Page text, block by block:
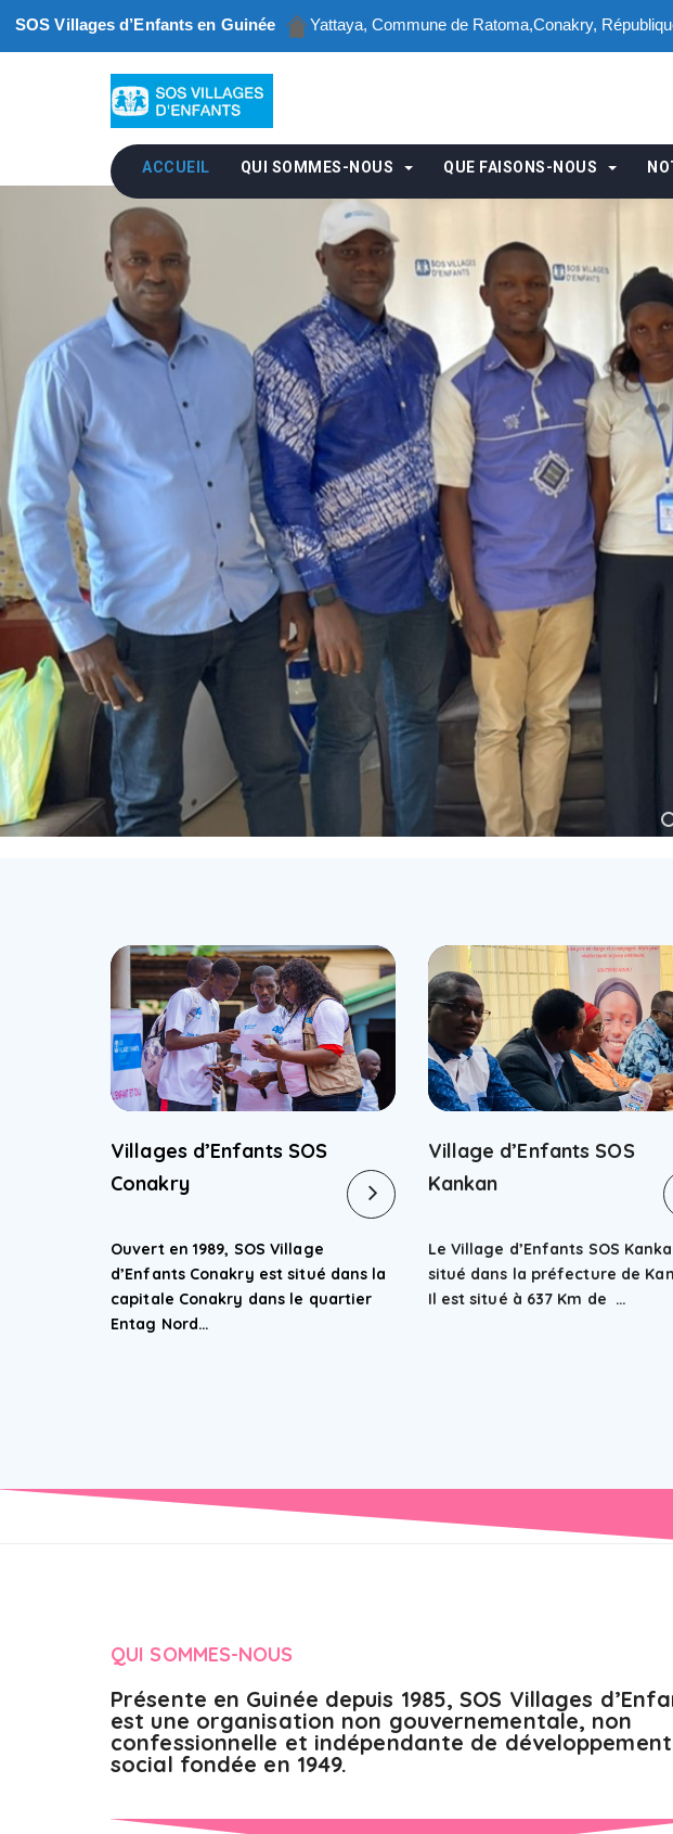
SOS Villages d’Enfants en Guinée Yattaya, Commune de Ratoma,Conakry,
ACCUEIL QUI SOMMES-NOUS QUE FAISONS-NOUS
Villages d’Enfants SOS
Conakry
Ouvert en 1989, SOS Village
d’Enfants Conakry est situé dans la
capitale Conakry dans le quartier
Entag Nord…
Village d’Enfants SOS
Kankan
Le Village d’Enfants SOS
situé dans la préfecture de
Il est situé à 637 Km de …
QUI SOMMES-NOUS
Présente en Guinée depuis 1985, SOS Villages
est une organisation non gouvernementale, non
confessionnelle et indépendante de développement
social fondée en 1949.